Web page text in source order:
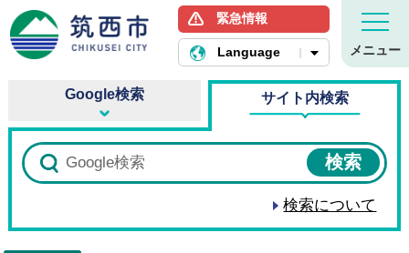
筑西市ホームページ
緊急情報
Language メニュー
Google検索 サイト内検索
検索について